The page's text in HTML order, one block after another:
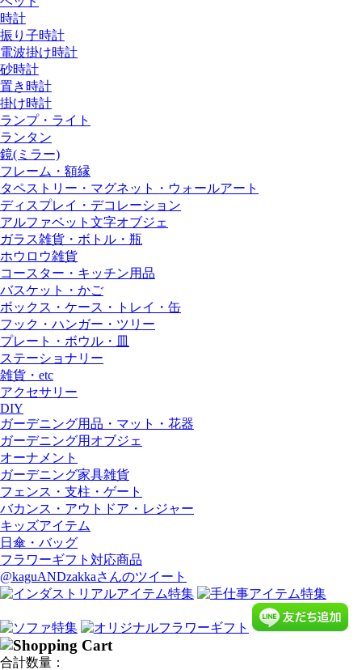
時計
振り子時計
電波掛け時計
砂時計
置き時計
掛け時計
ランプ・ライト
ランタン
鏡(ミラー)
フレーム・額縁
タペストリー・マグネット・ウォールアート
ディスプレイ・デコレーション
アルファベット文字オブジェ
ガラス雑貨・ボトル・瓶
ホウロウ雑貨
コースター・キッチン用品
バスケット・かご
ボックス・ケース・トレイ・缶
フック・ハンガー・ツリー
プレート・ボウル・皿
ステーショナリー
雑貨・etc
アクセサリー
DIY
ガーデニング用品・マット・花器
ガーデニング用オブジェ
オーナメント
ガーデニング家具雑貨
フェンス・支柱・ゲート
バカンス・アウトドア・レジャー
キッズアイテム
日傘・バッグ
フラワーギフト対応商品
@kaguANDzakkaさんのツイート
合計数量：